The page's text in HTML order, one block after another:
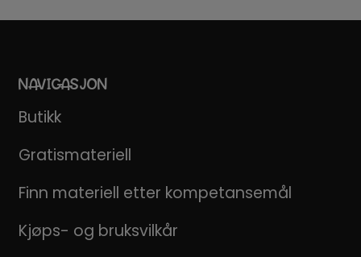
NAVIGASJON
Butikk
Gratismateriell
Finn materiell etter kompetansemål
Kjøps- og bruksvilkår